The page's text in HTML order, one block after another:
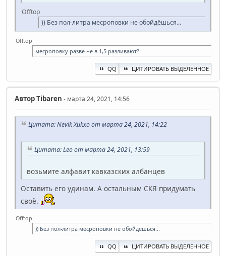
Offtop
)) Без пол-литра месроповки не обойдёшься...
Offtop
месроповку разве не в 1,5 разливают?
QQ ЦИТИРОВАТЬ ВЫДЕЛЕННОЕ
АвторTibaren - марта 24, 2021, 14:56
Цитата: Nevik Xukxo от марта 24, 2021, 14:22
Цитата: Leo от марта 24, 2021, 13:59
возьмите алфавит кавказских албанцев
Оставить его удинам. А остальным СКЯ придумать
своё.
Offtop
)) Без пол-литра месроповки не обойдёшься...
QQ ЦИТИРОВАТЬ ВЫДЕЛЕННОЕ